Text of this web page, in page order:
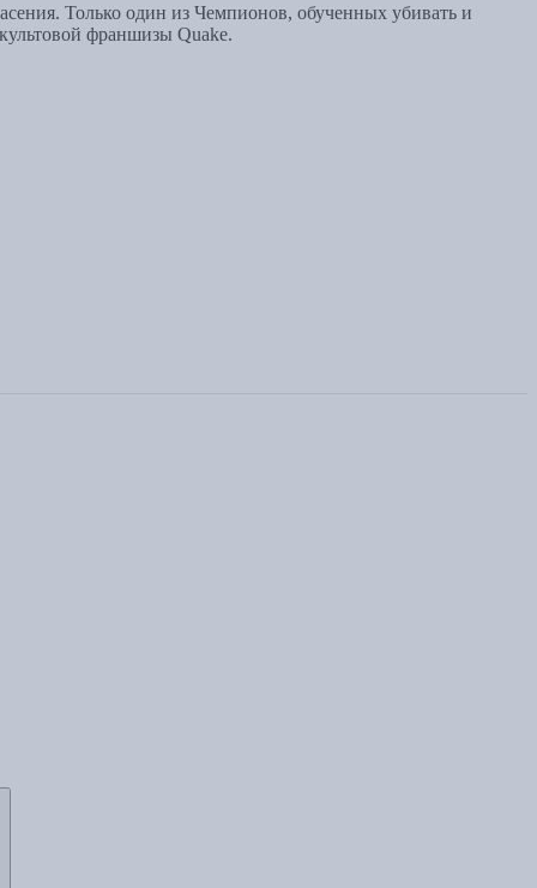
Только один из Чемпионов, обученных убивать и
франшизы Quake.